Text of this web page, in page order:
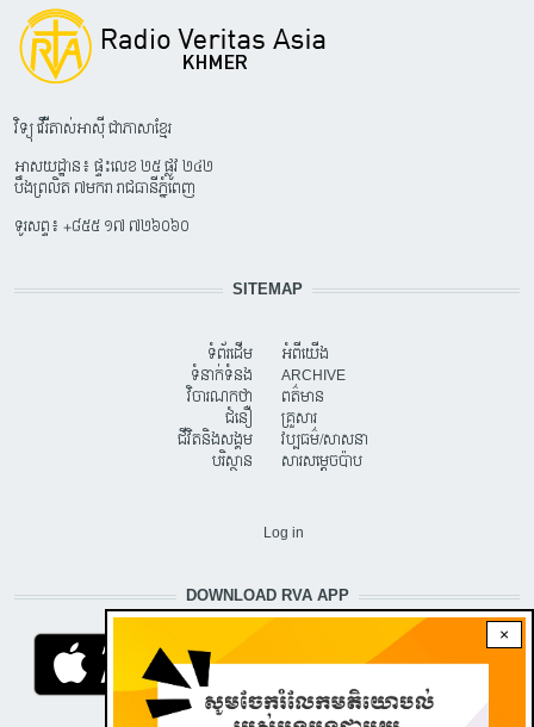
×
វិទ្យុ វើរីតាស់អាស៊ី ជាភាសាខ្មែរ
អាសយដ្ឋាន៖ ផ្ទះលេខ ២៥ ផ្លូវ ២៤២
បឹងព្រលិត ៧មករា រាជធានីភ្នំពេញ
ទូរសព្ទ៖ +៨៥៥ ១៧ ៧២៦០៦០
SITEMAP
ទំព័រដើម
ទំនាក់ទំនង
វិចារណកថា
ជំនឿ
ជីវិតនិងសង្គម
បរិស្ថាន
អំពីយើង
ARCHIVE
ពត៌មាន
គ្រួសារ
វប្បធម៌/សាសនា
សារសម្តេចប៉ាប
Log in
DOWNLOAD RVA APP